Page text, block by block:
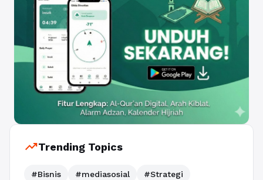
trending_upTrending Topics
#Bisnis #mediasosial
#Strategi